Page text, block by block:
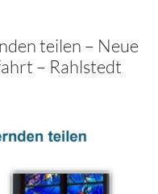
teilen – Neue
– Rahlstedt